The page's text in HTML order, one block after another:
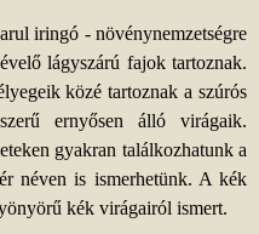
iringó - növénynemzetségre
lágyszárú fajok tartoznak.
közé tartoznak a szúrós
ernyősen álló virágaik.
gyakran találkozhatunk a
néven is ismerhetünk. A kék
kék virágairól ismert.